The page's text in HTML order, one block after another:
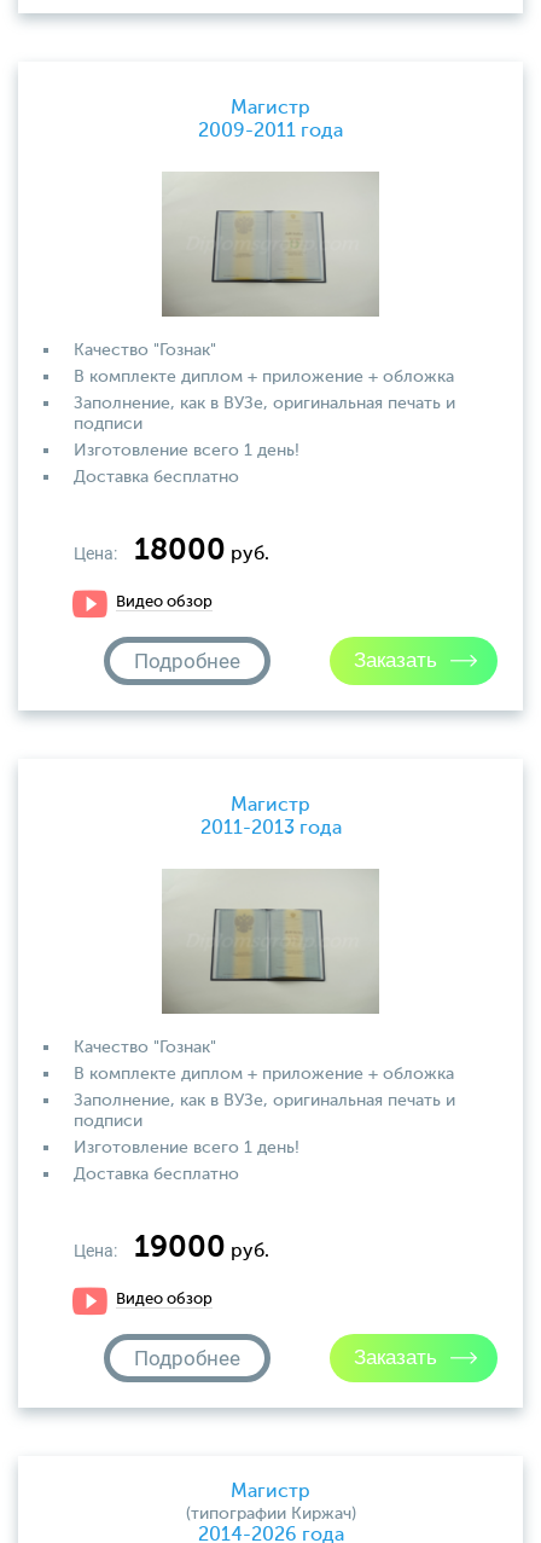
Магистр
2009-2011 года
Качество "Гознак"
В комплекте диплом + приложение + обложка
Заполнение, как в ВУЗе, оригинальная печать и
подписи
Изготовление всего 1 день!
Доставка бесплатно
Цена: 18000 руб.
Видео обзор
Подробнее
Магистр
2011-2013 года
Качество "Гознак"
В комплекте диплом + приложение + обложка
Заполнение, как в ВУЗе, оригинальная печать и
подписи
Изготовление всего 1 день!
Доставка бесплатно
Цена: 19000 руб.
Видео обзор
Подробнее
Магистр
(типографии Киржач)
2014-2026 года